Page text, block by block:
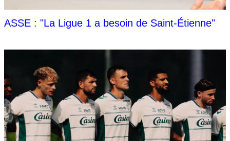
ASSE : "La Ligue 1 a besoin de Saint-Étienne"